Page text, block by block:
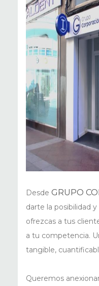
Desde GRUPO
darte la posibilidad
ofrezcas a tus
a tu competencia.
tangible,
Queremos